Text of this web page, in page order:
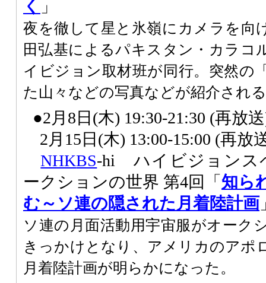
く 」
夜を徹して星と氷嶺にカメラを向
田弘基によるパキスタン・カラコ
イビジョン取材班が同行。突然の
た山々などの写真などが紹介され
●2月8日(木) 19:30-21:30 (再放
2月15日(木) 13:00-15:00 (再放
NHKBS-hi ハイビジョンス
ークションの世界 第4回「 知ら
む～ ソ連の隠された月着陸計画
ソ連の月面活動用宇宙服がオーク
きっかけとなり、アメリカのアポ
月着陸計画が明らかになった。